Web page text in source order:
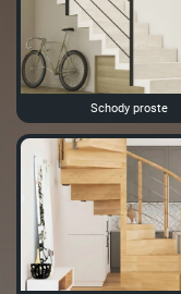
Schody proste